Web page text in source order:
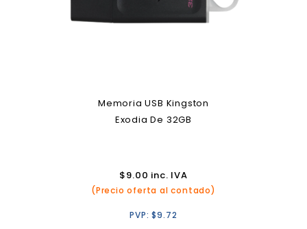
Memoria USB Kingston
Exodia De 32GB
$9.00 inc. IVA
(Precio oferta al contado)
PVP:$9.72